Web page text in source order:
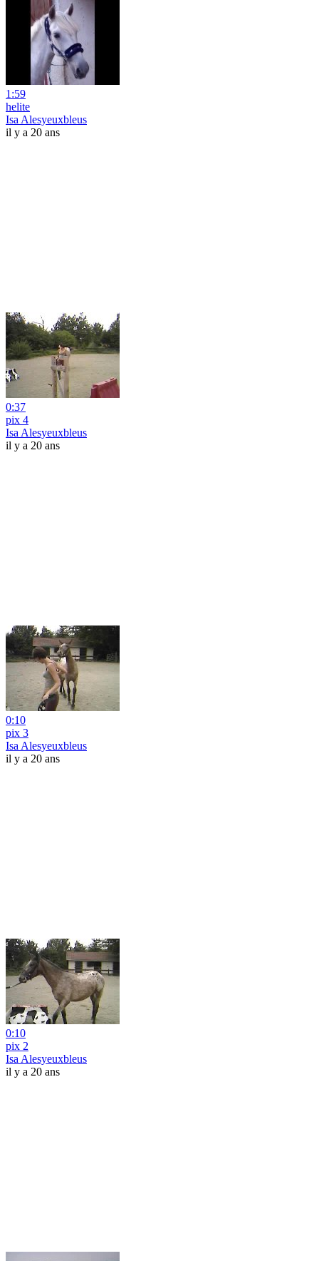
1:59
helite
Isa Alesyeuxbleus
il y a 20 ans
0:37
pix 4
Isa Alesyeuxbleus
il y a 20 ans
0:10
pix 3
Isa Alesyeuxbleus
il y a 20 ans
0:10
pix 2
Isa Alesyeuxbleus
il y a 20 ans